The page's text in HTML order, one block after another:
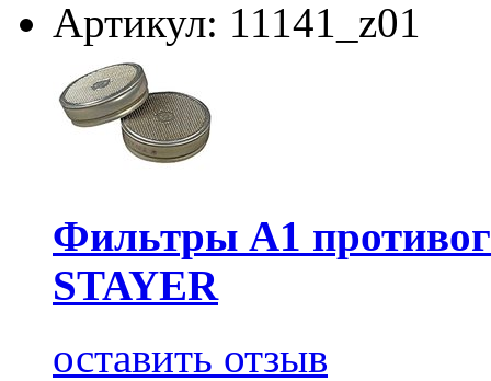
Артикул: 11141_z01
Фильтры А1
STAYER
оставить отзыв